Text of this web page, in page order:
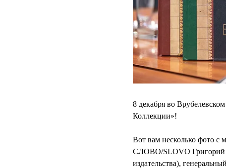
8 декабря во
Коллекции»!
Вот вам несколько фото с
СЛОВО/SLOVO Григорий
издательства),